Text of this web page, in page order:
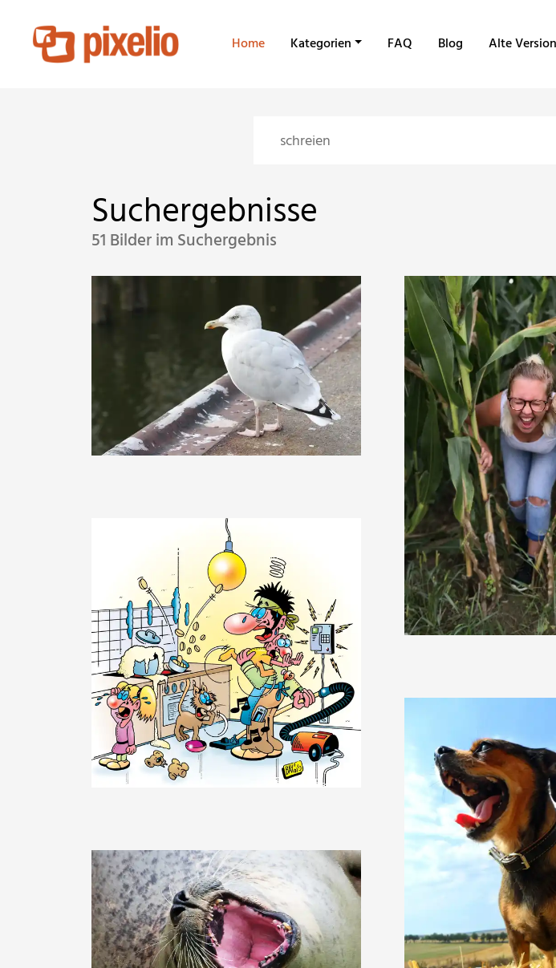
Home Kategorien FAQ Blog Alte Version
Suchergebnisse
51 Bilder im Suchergebnis
BettinaF
Steffihase
stefanbayer